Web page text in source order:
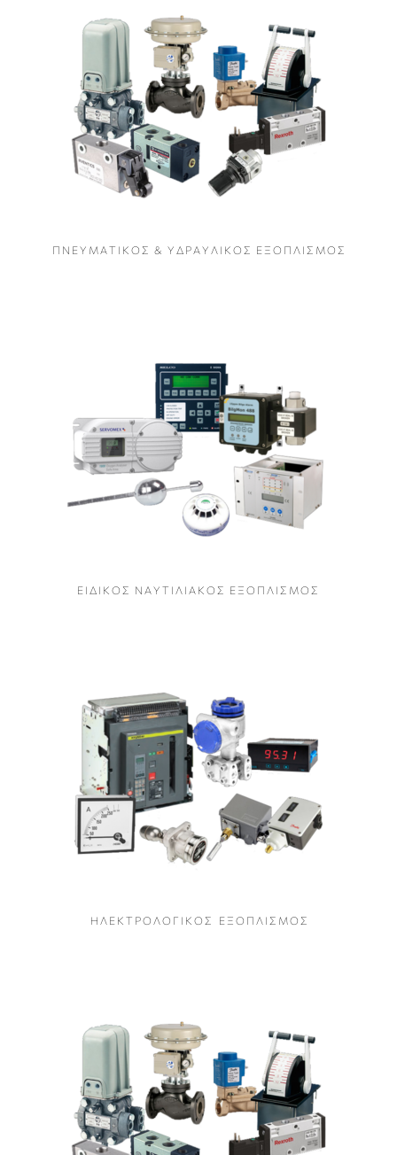
Π Ν Ε Υ Μ Α Τ Ι Κ Ο Σ & Υ Δ Ρ Α Υ Λ Ι Κ Ο Σ Ε Ξ Ο Π Λ Ι Σ Μ Ο Σ
Ε Ι Δ Ι Κ Ο Σ Ν Α Υ Τ Ι Λ Ι Α Κ Ο Σ Ε Ξ Ο Π Λ Ι Σ Μ Ο Σ
Η Λ Ε Κ Τ Ρ Ο Λ Ο Γ Ι Κ Ο Σ Ε Ξ Ο Π Λ Ι Σ Μ Ο Σ